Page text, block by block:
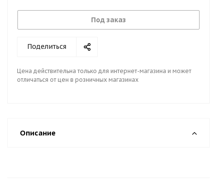
Под заказ
Поделиться
Цена действительна только для интернет-магазина и может
отличаться от цен в розничных магазинах
Описание